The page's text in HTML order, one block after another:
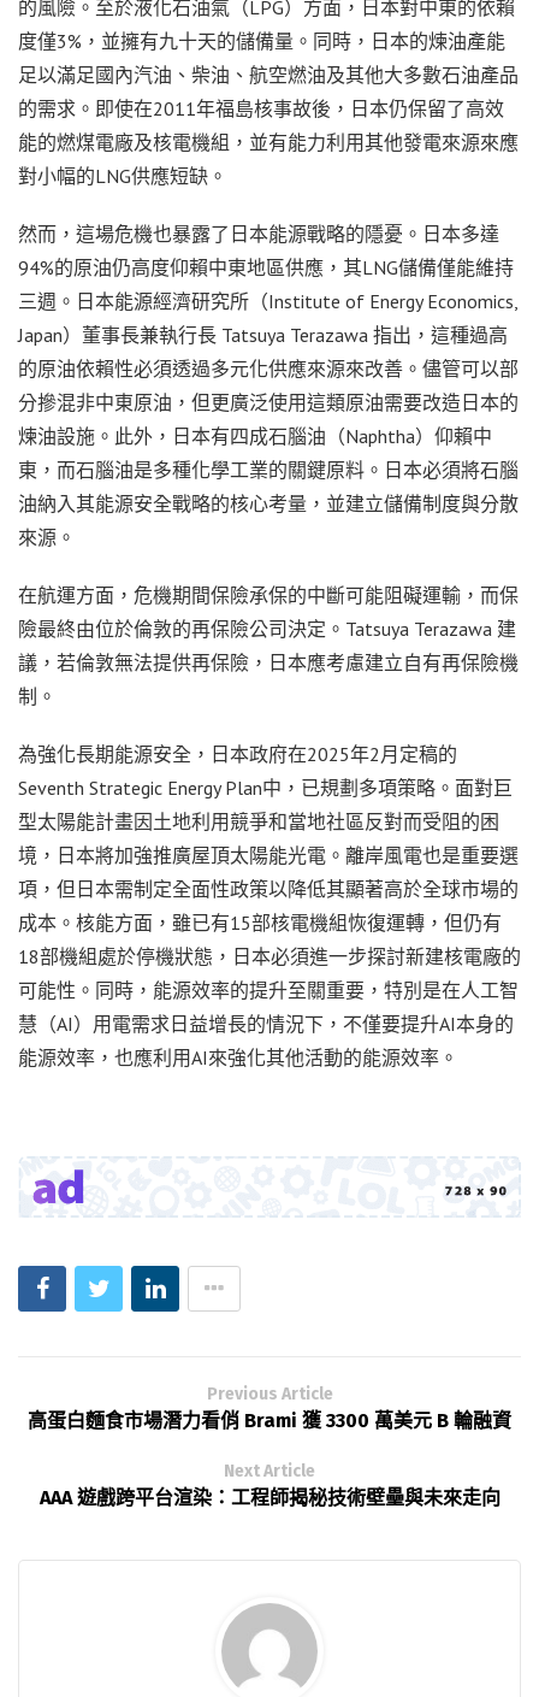
的風險。至於液化石油氣（LPG）方面，日本對中東的依賴
度僅3%，並擁有九十天的儲備量。同時，日本的煉油產能
足以滿足國內汽油、柴油、航空燃油及其他大多數石油產品
的需求。即使在2011年福島核事故後，日本仍保留了高效
能的燃煤電廠及核電機組，並有能力利用其他發電來源來應
對小幅的LNG供應短缺。
然而，這場危機也暴露了日本能源戰略的隱憂。日本多達
94%的原油仍高度仰賴中東地區供應，其LNG儲備僅能維持
三週。日本能源經濟研究所（Institute of Energy Economics,
Japan）董事長兼執行長 Tatsuya Terazawa 指出，這種過高
的原油依賴性必須透過多元化供應來源來改善。儘管可以部
分摻混非中東原油，但更廣泛使用這類原油需要改造日本的
煉油設施。此外，日本有四成石腦油（Naphtha）仰賴中
東，而石腦油是多種化學工業的關鍵原料。日本必須將石腦
油納入其能源安全戰略的核心考量，並建立儲備制度與分散
來源。
在航運方面，危機期間保險承保的中斷可能阻礙運輸，而保
險最終由位於倫敦的再保險公司決定。Tatsuya Terazawa 建
議，若倫敦無法提供再保險，日本應考慮建立自有再保險機
制。
為強化長期能源安全，日本政府在2025年2月定稿的
Seventh Strategic Energy Plan中，已規劃多項策略。面對巨
型太陽能計畫因土地利用競爭和當地社區反對而受阻的困
境，日本將加強推廣屋頂太陽能光電。離岸風電也是重要選
項，但日本需制定全面性政策以降低其顯著高於全球市場的
成本。核能方面，雖已有15部核電機組恢復運轉，但仍有
18部機組處於停機狀態，日本必須進一步探討新建核電廠的
可能性。同時，能源效率的提升至關重要，特別是在人工智
慧（AI）用電需求日益增長的情況下，不僅要提升AI本身的
能源效率，也應利用AI來強化其他活動的能源效率。
Previous Article
高蛋白麵食市場潛力看俏 Brami 獲 3300 萬美元 B 輪融資
Next Article
AAA 遊戲跨平台渲染：工程師揭秘技術壁壘與未來走向